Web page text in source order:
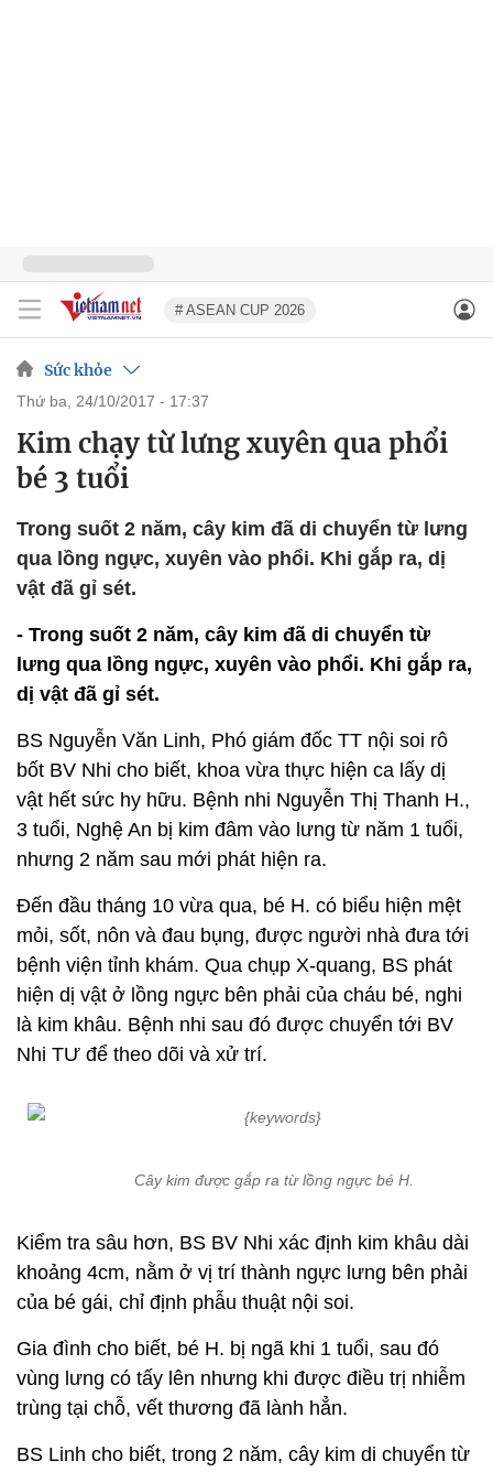
# ASEAN CUP 2026
Sức khỏe
thứ ba, 24/10/2017 - 17:37
Kim chạy từ lưng xuyên qua phổi
bé 3 tuổi
Trong suốt 2 năm, cây kim đã di chuyển từ lưng
qua lồng ngực, xuyên vào phổi. Khi gắp ra, dị
vật đã gỉ sét.
- Trong suốt 2 năm, cây kim đã di chuyển từ
lưng qua lồng ngực, xuyên vào phổi. Khi gắp ra,
dị vật đã gỉ sét.
BS Nguyễn Văn Linh, Phó giám đốc TT nội soi rô
bốt BV Nhi cho biết, khoa vừa thực hiện ca lấy dị
vật hết sức hy hữu. Bệnh nhi Nguyễn Thị Thanh H.,
3 tuổi, Nghệ An bị kim đâm vào lưng từ năm 1 tuổi,
nhưng 2 năm sau mới phát hiện ra.
Đến đầu tháng 10 vừa qua, bé H. có biểu hiện mệt
mỏi, sốt, nôn và đau bụng, được người nhà đưa tới
bệnh viện tỉnh khám. Qua chụp X-quang, BS phát
hiện dị vật ở lồng ngực bên phải của cháu bé, nghi
là kim khâu. Bệnh nhi sau đó được chuyển tới BV
Nhi TƯ để theo dõi và xử trí.
Cây kim được gắp ra từ lồng ngực bé H.
Kiểm tra sâu hơn, BS BV Nhi xác định kim khâu dài
khoảng 4cm, nằm ở vị trí thành ngực lưng bên phải
của bé gái, chỉ định phẫu thuật nội soi.
Gia đình cho biết, bé H. bị ngã khi 1 tuổi, sau đó
vùng lưng có tấy lên nhưng khi được điều trị nhiễm
trùng tại chỗ, vết thương đã lành hẳn.
BS Linh cho biết, trong 2 năm, cây kim di chuyển từ